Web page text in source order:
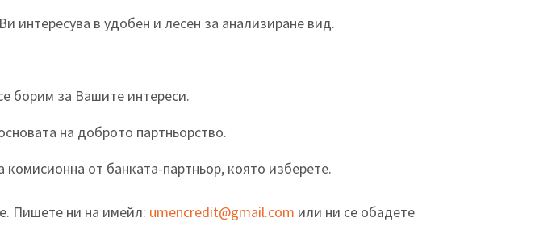
интересува в удобен и лесен за анализиране вид.
борим за Вашите интереси.
на доброто партньорство.
от банката-партньор, която изберете.
Пишете ни на имейл: umencredit@gmail.com или ни се обадете